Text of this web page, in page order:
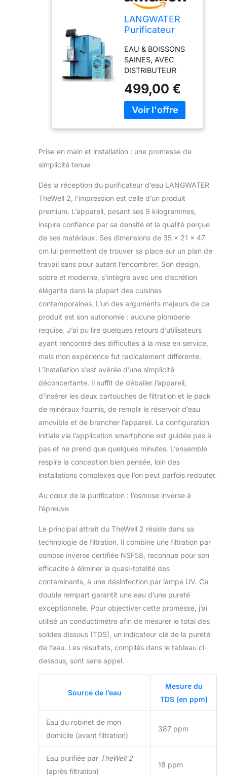
LANGWATER
Purificateur
Minéralisation
TheWell 2 -
Filtration eau
du robinet
instantanée
avec Osmose
Inverse NSF58,
osmoseur et 2
Suisses
EAU & BOISSONS
SAINES, AVEC
DISTRIBUTEUR
nouveau filtre à eau
TheWell2 élimine
jusqu'à 99,9% des
hormones) grâce à
osmose inverse
certifiée NSF58 +
lumière UV. Options
précises.
MINERAUX PRECIS
POUR UN GOUT
PREMIUM
des mineraux
essentiels liquides
avec le système
breveté LANGPAK .
lintensité des
minéraux à votre
gout. Sans sodium.
Option arômes de
fruits naturels pour
faire de l'eau
aromatisée.
TECHNOLOGIE
SUISSE SANS
& RAPIDE : Produit 1
litre d'eau en 2.5
minutes – pas de
d'éviter les
autonettoyante et
chaque composant
rigoureusement afin
de garantir une eau
sûre. PLUS
COMPACT &
Eau premium pour
seulement 0,12 €/L
car un set
minéralise 250L.
économise
l'espace, et atteint
70 % d'efficacité
(ratio 2,3:1) grâce à
réduisant le
gaspillage d'eau RO.
INSTALLATION &
499,00 €
Prise en main et installation : une promesse de
simplicité tenue
Dès la réception du purificateur d’eau LANGWATER
TheWell 2, l’impression est celle d’un produit
premium. L’appareil, pesant ses 9 kilogrammes,
inspire confiance par sa densité et la qualité perçue
de ses matériaux. Ses dimensions de 35 x 21 x 47
cm lui permettent de trouver sa place sur un plan de
travail sans pour autant l’encombrer. Son design,
sobre et moderne, s’intègre avec une discrétion
élégante dans la plupart des cuisines
contemporaines. L’un des arguments majeurs de ce
produit est son autonomie : aucune plomberie
requise. J’ai pu lire quelques retours d’utilisateurs
ayant rencontré des difficultés à la mise en service,
mais mon expérience fut radicalement différente.
L’installation s’est avérée d’une simplicité
déconcertante. Il suffit de déballer l’appareil,
d’insérer les deux cartouches de filtration et le pack
de minéraux fournis, de remplir le réservoir d’eau
amovible et de brancher l’appareil. La configuration
initiale via l’application smartphone est guidée pas à
pas et ne prend que quelques minutes. L’ensemble
respire la conception bien pensée, loin des
installations complexes que l’on peut parfois redouter.
Au cœur de la purification : l’osmose inverse à
l’épreuve
Le principal attrait du TheWell 2 réside dans sa
technologie de filtration. Il combine une filtration par
osmose inverse certifiée NSF58, reconnue pour son
efficacité à éliminer la quasi-totalité des
contaminants, à une désinfection par lampe UV. Ce
double rempart garantit une eau d’une pureté
exceptionnelle. Pour objectiver cette promesse, j’ai
utilisé un conductimètre afin de mesurer le total des
solides dissous (TDS), un indicateur clé de la pureté
de l’eau. Les résultats, compilés dans le tableau ci-
dessous, sont sans appel.
Source de l’eau
Mesure du
TDS (en ppm)
Eau du robinet de mon
domicile (avant filtration)
387 ppm
Eau purifiée par TheWell 2
(après filtration)
18 ppm